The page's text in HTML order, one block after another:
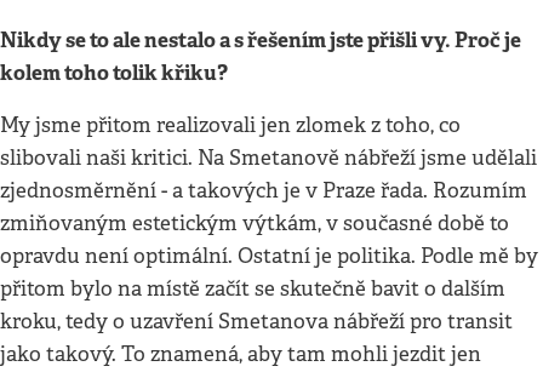
Nikdy se to ale nestalo a s řešením jste přišli vy. Proč je
kolem toho tolik křiku?
My jsme přitom realizovali jen zlomek z toho, co
slibovali naši kritici. Na Smetanově nábřeží jsme udělali
zjednosměrnění - a takových je v Praze řada. Rozumím
zmiňovaným estetickým výtkám, v současné době to
opravdu není optimální. Ostatní je politika. Podle mě by
přitom bylo na místě začít se skutečně bavit o dalším
kroku, tedy o uzavření Smetanova nábřeží pro transit
jako takový. To znamená, aby tam mohli jezdit jen